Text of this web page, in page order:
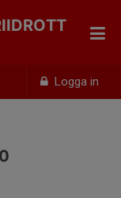
Logga in